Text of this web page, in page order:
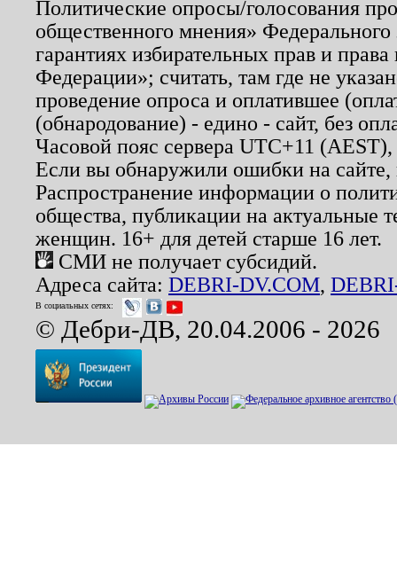
Политические опросы/голосования
общественного мнения»
гарантиях избирательных прав и
Федерации»; считать, там где не
проведение опроса и оплатившее
(обнародование) - едино - сайт, без
Часовой пояс сервера UTC+11
Если вы обнаружили ошибки на
Распространение информации о
общества, публикации на актуальные
женщин. 16+ для детей старше 16 лет.
СМИ не получает субсидий.
Адреса сайта: DEBRI-DV.COM,
В социальных сетях:
© Дебри-ДВ, 20.04.2006 - 2026